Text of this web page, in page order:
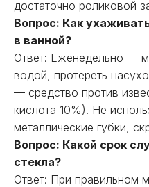
достаточно роликовой
Вопрос: Как
в ванной?
Ответ: Еженедельно —
водой, протереть
— средство против
кислота 10%). Не
металлические губки,
Вопрос: Какой срок
стекла?
Ответ: При правильном